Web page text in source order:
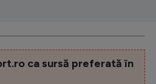
ca sursă preferată în